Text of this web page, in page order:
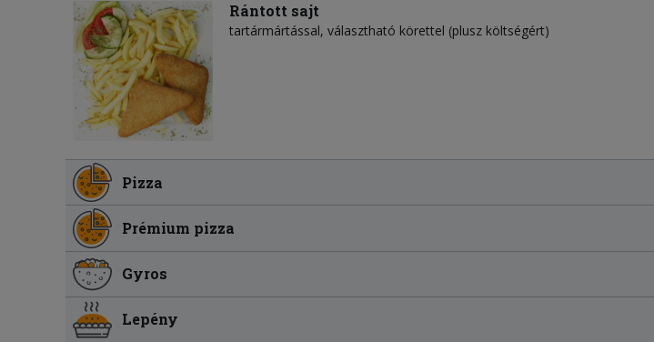
Rántott sajt
tartármártással, választható körettel (plusz költségért)
Pizza
Prémium pizza
Gyros
Lepény